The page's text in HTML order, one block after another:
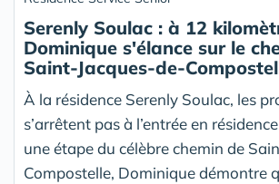
Serenly Soulac : à 12
Dominique s'élance sur le
Saint-Jacques-de-
À la résidence Serenly Soulac, les
s’arrêtent pas à l’entrée en
une étape du célèbre chemin de
Compostelle, Dominique démontre